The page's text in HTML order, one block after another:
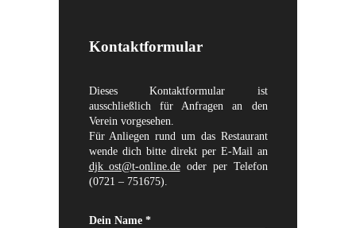
Kontaktformular
Dieses Kontaktformular ist
ausschließlich für Anfragen an den
Verein vorgesehen.
Für Anliegen rund um das Restaurant
wende dich bitte direkt per E-Mail an
djk_ost@t-online.deoder per Telefon
(0721 – 751675).
Dein Name *